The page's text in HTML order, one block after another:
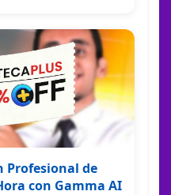
Profesional de
con Gamma AI